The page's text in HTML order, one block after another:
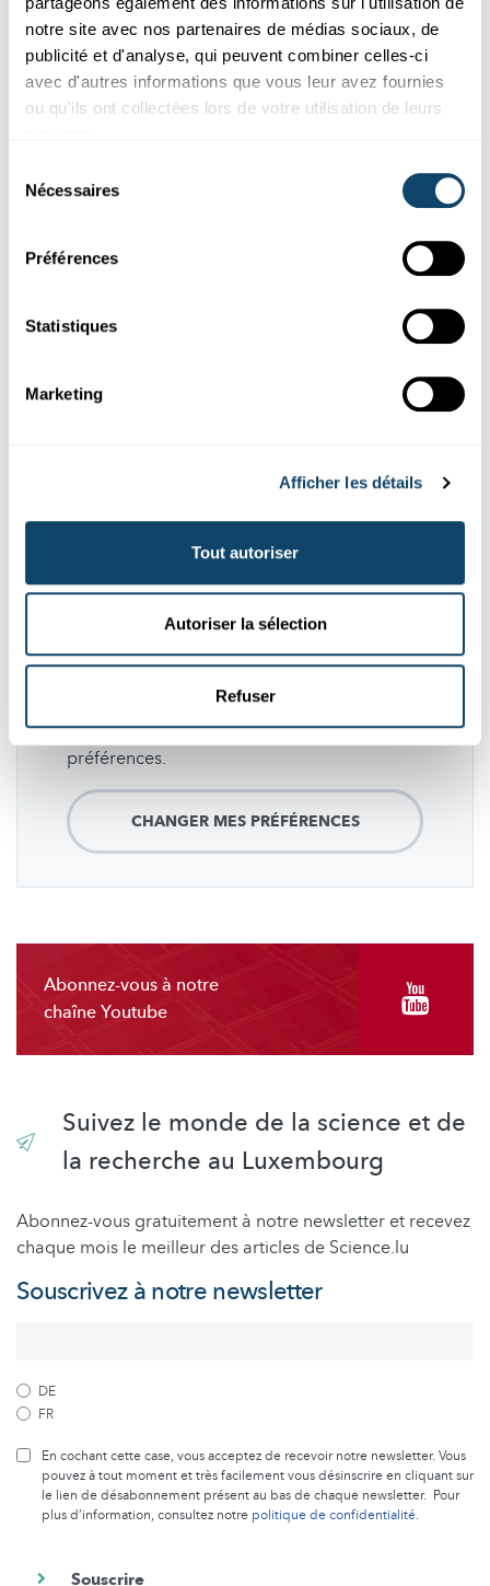
notre site avec nos partenaires de médias sociaux, de
publicité et d'analyse, qui peuvent combiner celles-ci
avec d'autres informations que vous leur avez fournies
ou qu'ils ont collectées lors de votre utilisation de leurs
Nécessaires
Préférences
Statistiques
Marketing
Afficher les détails
Tout autoriser
Autoriser la sélection
Refuser
Understanding the complexity of living
organisms
Last week, the Scienteens Academy 2019 on Systems Biology
took place in Belval. There will be a second edition in
Suivezscience.lu
refusé les cookies liés aux réseaux sociaux.
Pour les voir, veuillez changer vos
préférences.
CHANGER MES PRÉFÉRENCES
Abonnez-vous à notre
chaîne Youtube
Suivez le monde de la science et de
la recherche au Luxembourg
Abonnez-vous gratuitement à notre newsletter et recevez
chaque mois le meilleur des articles de Science.lu
Souscrivez à notre newsletter
DE
FR
En cochant cette case, vous acceptez de recevoir notre newsletter. Vous
pouvez à tout moment et très facilement vous désinscrire en cliquant sur
le lien de désabonnement présent au bas de chaque newsletter. Pour
plus d’information, consultez notre politique de confidentialité.